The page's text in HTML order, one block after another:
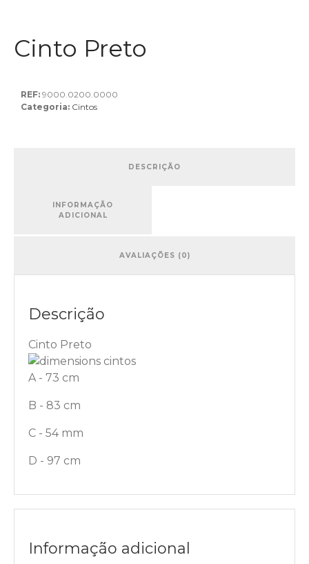
Cinto Preto
REF: 9000.0200.0000
Categoria: Cintos
DESCRIÇÃO
INFORMAÇÃO
ADICIONAL
AVALIAÇÕES (0)
Descrição
Cinto Preto
A - 73 cm
B - 83 cm
C - 54 mm
D - 97 cm
Informação adicional